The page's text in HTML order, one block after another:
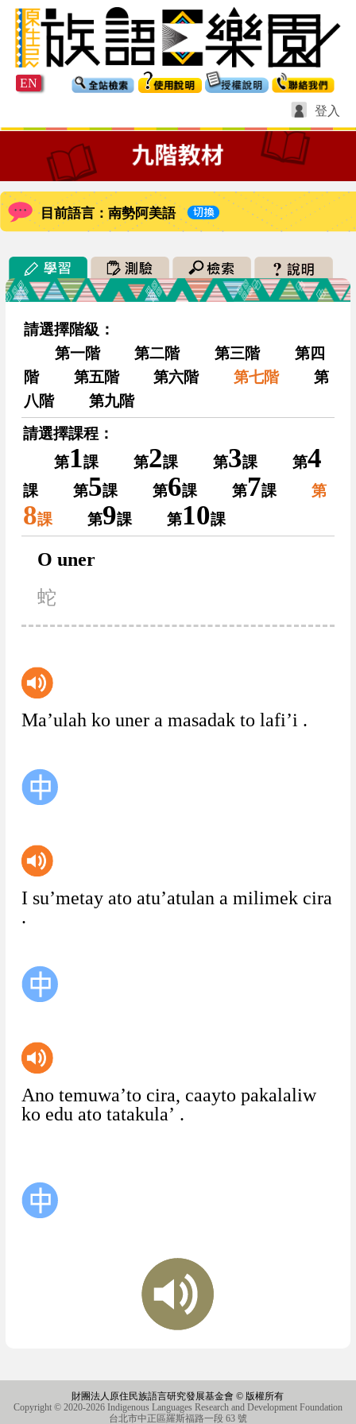
EN
登入
目前語言：南勢阿美語
請選擇階級：
第一階
第二階 第三階
第四
階
第五階 第六階 第七階
第
八階
第九階
請選擇課程：
第1課 第2課 第3課 第4
課 第5課 第6課 第7課 第
8課 第9課 第10課
O uner
蛇
Ma’ulah ko uner a masadak to lafi’i .
I su’metay ato atu’atulan a milimek cira
.
Ano temuwa’to cira, caayto pakalaliw
ko edu ato tatakula’ .
財團法人原住民族語言研究發展基金會 © 版權所有
Copyright © 2020-2026 Indigenous Languages Research and Development Foundation
台北市中正區羅斯福路一段 63 號